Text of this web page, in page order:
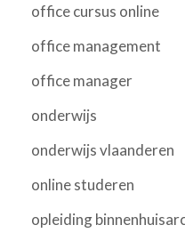
office cursus online
office management
office manager
onderwijs
onderwijs vlaanderen
online studeren
opleiding